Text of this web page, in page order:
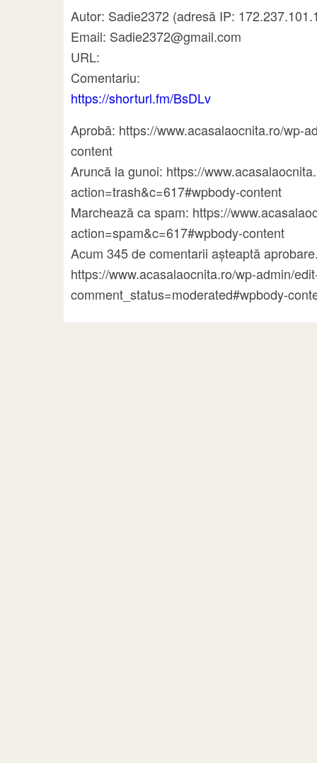
Autor: Sadie2372 (adresă IP:
Email: Sadie2372@gmail.com
URL:
Comentariu:
https://shorturl.fm/BsDLv
Aprobă: https://www.acasalaocnita.ro/wp-
content
Aruncă la gunoi: https://
action=trash&c=617#wpbody-content
Marchează ca spam: https://
action=spam&c=617#wpbody-content
Acum 345 de comentarii așteaptă
https://www.acasalaocnita.ro/wp-admin/
comment_status=moderated#wpbody-